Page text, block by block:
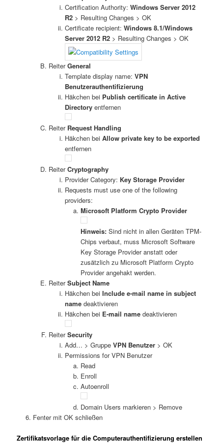
Certification Authority: Windows Server 2012
R2> Resulting Changes > OK
Certificate recipient: Windows 8.1/Windows
Server 2012 R2> Resulting Changes > OK
ReiterGeneral
Template display name: VPN
Benutzerauthentifizierung
Häkchen bei Publish certificate in Active
Directoryentfernen
Reiter Request Handling
Häkchen bei Allow private key to be exported
entfernen
ReiterCryptography
Provider Category: Key Storage Provider
Requests must use one of the following
providers:
Microsoft Platform Crypto Provider
Hinweis: Sind nicht in allen Geräten TPM-
Chips verbaut, muss Microsoft Software
Key Storage Provider anstatt oder
zusätzlich zu Microsoft Platform Crypto
Provider angehakt werden.
ReiterSubject Name
Häkchen bei Include e-mail name in subject
namedeaktivieren
Häkchen bei E-mail namedeaktivieren
ReiterSecurity
Add… > Gruppe VPN Benutzer> OK
Permissions for VPN Benutzer
Read
Enroll
Autoenroll
Domain Users markieren > Remove
Fenter mit OK schließen
Zertifikatsvorlage für die Computerauthentifizierung erstellen